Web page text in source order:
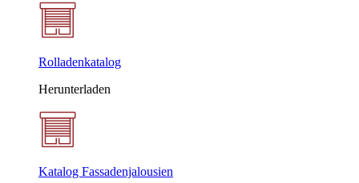
Rolladenkatalog
Herunterladen
Katalog Fassadenjalousien